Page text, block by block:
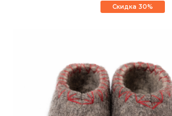
Скидка 30%